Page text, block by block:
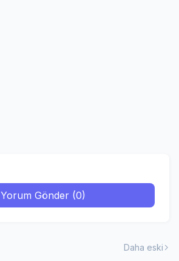
Yorum Gönder (0)
Daha eski